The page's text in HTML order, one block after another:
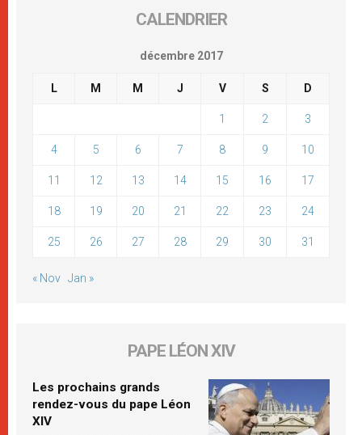
CALENDRIER
décembre 2017
L M M J V S D
1 2 3
4 5 6 7 8 9 10
11 12 13 14 15 16 17
18 19 20 21 22 23 24
25 26 27 28 29 30 31
« Nov Jan »
PAPE LÉON XIV
Les prochains grands
rendez-vous du pape Léon
XIV